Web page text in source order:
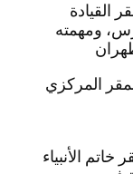
القيادة
ومهمته
المركزي
الأنبياء